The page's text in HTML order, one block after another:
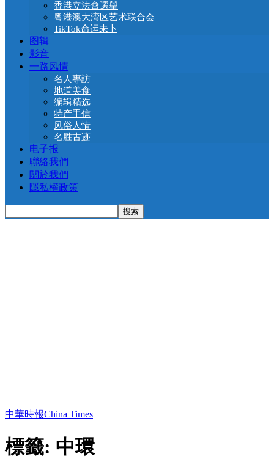
香港立法會選舉
粤港澳大湾区艺术联合会
TikTok命运未卜
图辑
影音
一路风情
名人專訪
地道美食
编辑精选
特产手信
风俗人情
名胜古迹
电子报
聯絡我們
關於我們
隱私權政策
中華時報China Times
標籤: 中環